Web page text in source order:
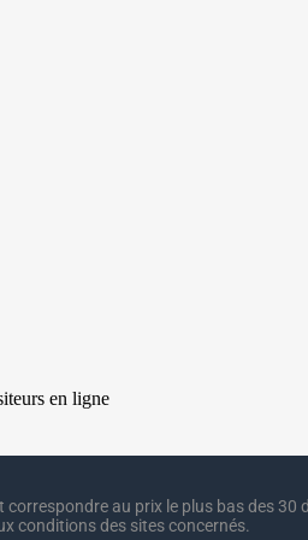
au prix le plus bas des 30
conditions des sites concernés.